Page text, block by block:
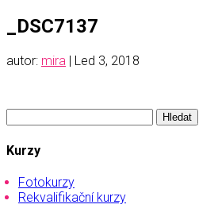
_DSC7137
autor: mira Led 3, 2018
Kurzy
Fotokurzy
Rekvalifikační kurzy